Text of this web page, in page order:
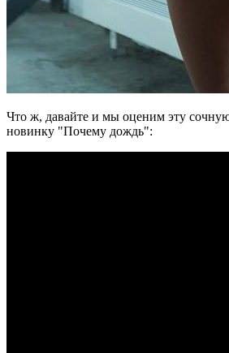
Что ж, давайте и мы оценим эту
новинку "Почему дождь":